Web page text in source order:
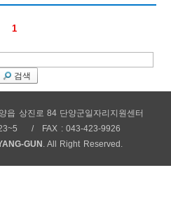
1
검색
읍 상진로 84 단양군일자리지원센터
FAX : 043-423-9926
GUN . All Right Reserved.